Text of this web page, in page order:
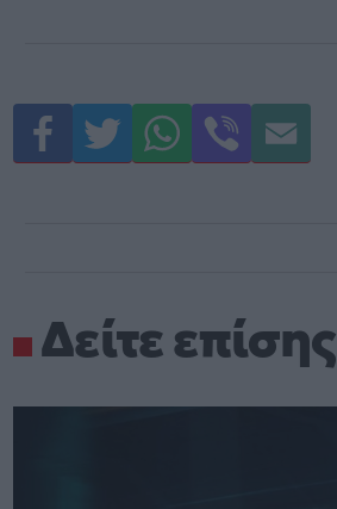
Δείτε επίσης